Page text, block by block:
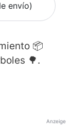
envío)
📦
🌳.
Anzeige